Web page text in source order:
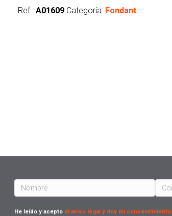
Ref.: A01609 Categoría: Fondant
He leído y acepto el aviso legal y doy mi consentimiento